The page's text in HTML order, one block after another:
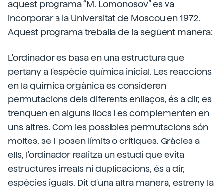
aquest programa “M. Lomonosov” es va
incorporar a la Universitat de Moscou en 1972.
Aquest programa treballa de la següent manera:
L'ordinador es basa en una estructura que
pertany a l'espècie química inicial. Les reaccions
en la química orgànica es consideren
permutacions dels diferents enllaços, és a dir, es
trenquen en alguns llocs i es complementen en
uns altres. Com les possibles permutacions són
moltes, se li posen límits o crítiques. Gràcies a
ells, l'ordinador realitza un estudi que evita
estructures irreals ni duplicacions, és a dir,
espècies iguals. Dit d'una altra manera, estreny la